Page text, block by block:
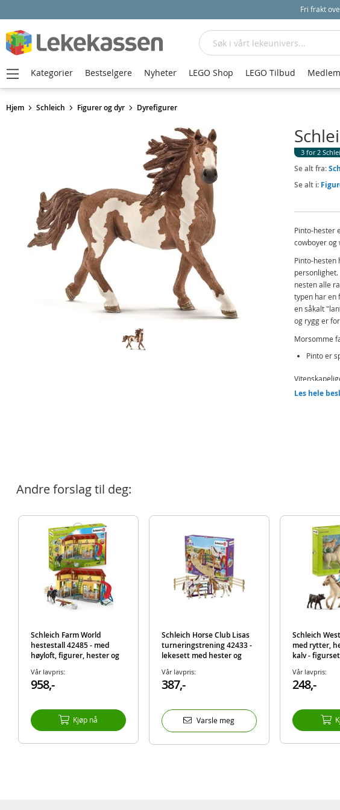
Fri frakt
Hjem Schleich Figurer og dyr Dyrefigurer
3 for 2
Se alt fra:
Se alt i:
Pinto-hester
cowboyer og
Pinto-hesten
nesten alle
typen har en
en såkalt
og rygg er
Morsomme
Pinto er
Modell
Merke
Les hele
Andre forslag til deg:
Schleich Farm World
hestestall 42485 - med
høyloft, figurer, hester og
Vår lavpris:
958,-
Kjøp nå
Schleich Horse Club Lisas
turneringstrening 42433 -
lekesett med hester og
Vår lavpris:
387,-
Varsle meg
Schleich
med rytter,
kalv -
Vår lavpris:
248,-
Søk
Kategorier Bestselgere Nyheter LEGO Shop LEGO Tilbud